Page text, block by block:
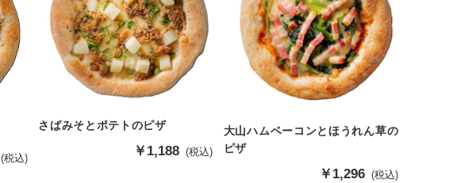
(税込)
さばみそとポテトのピザ
販
￥1,188 (税込)
大山ハムベーコンとほうれん草の
ピザ
販
￥1,296 (税込)